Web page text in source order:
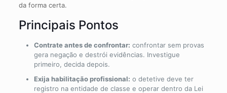
da forma certa.
Principais Pontos
Contrate antes de confrontar: confrontar sem provas
gera negação e destrói evidências. Investigue
primeiro, decida depois.
Exija habilitação profissional: o detetive deve ter
registro na entidade de classe e operar dentro da Lei